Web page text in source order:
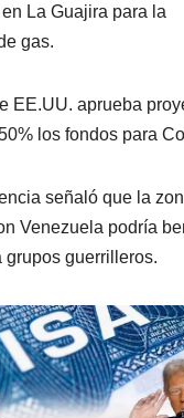
La Guajira para la
gas.
EE.UU. aprueba
los fondos para
señaló que la
Venezuela podría
grupos guerrilleros.